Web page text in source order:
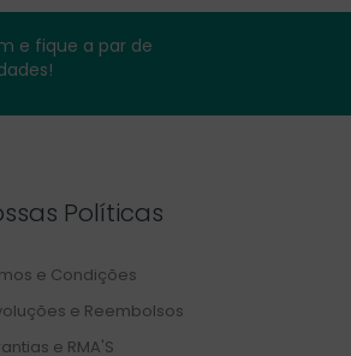
e fique a par de
Políticas
e Condições
e Reembolsos
e RMA'S